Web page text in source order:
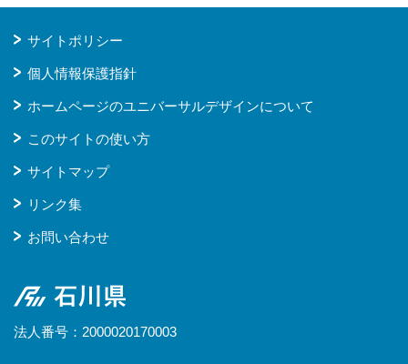
サイトポリシー
個人情報保護指針
ホームページのユニバーサルデザインについて
このサイトの使い方
サイトマップ
リンク集
お問い合わせ
石川県
法人番号：2000020170003